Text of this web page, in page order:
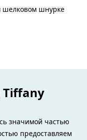
за рамки этого
или сочетайте
шелковом шнурке
значимой частью
предоставляем